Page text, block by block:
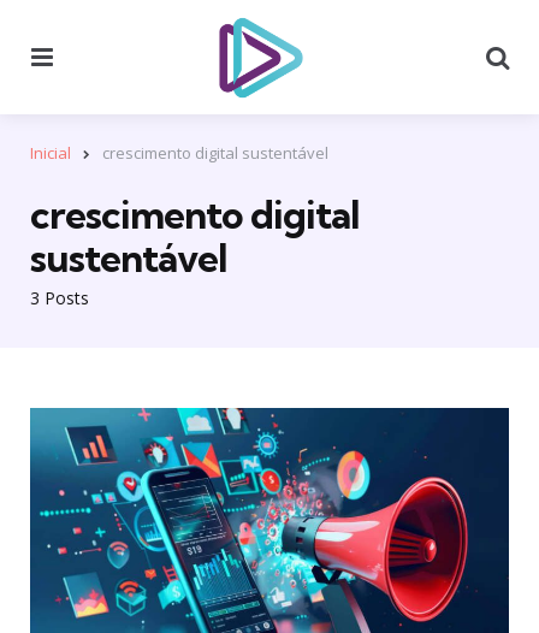
Inicial crescimento digital sustentável
3 Posts
crescimento digital
sustentável